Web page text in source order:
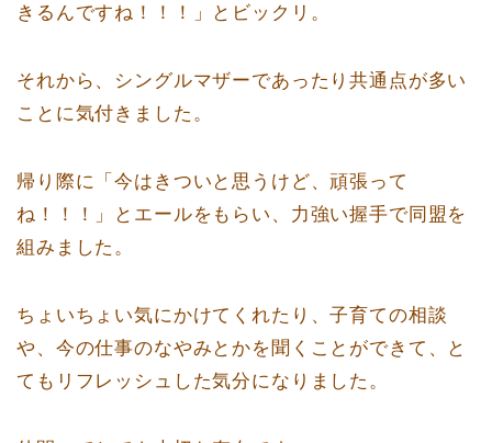
きるんですね！！！」とビックリ。
それから、シングルマザーであったり共通点が多い
ことに気付きました。
帰り際に「今はきついと思うけど、頑張って
ね！！！」とエールをもらい、力強い握手で同盟を
組みました。
ちょいちょい気にかけてくれたり、子育ての相談
や、今の仕事のなやみとかを聞くことができて、と
てもリフレッシュした気分になりました。